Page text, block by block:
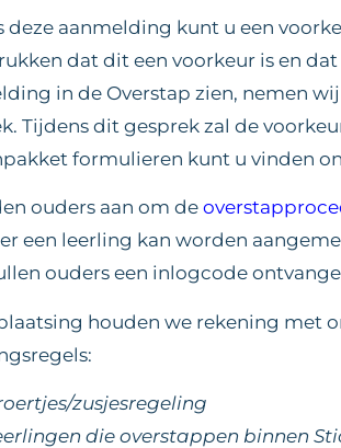
deze aanmelding kunt u een
dat dit een voorkeur is en
in de Overstap zien, nemen
Tijdens dit gesprek zal de
formulieren kunt u vinden
ouders aan om de
een leerling kan worden
ouders een inlogcode
houden we rekening met
zusjesregeling
die overstappen binnen